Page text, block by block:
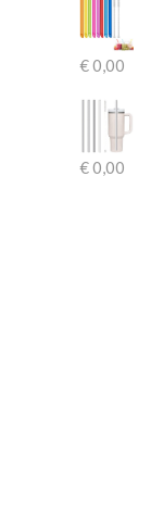
€0,00
€0,00